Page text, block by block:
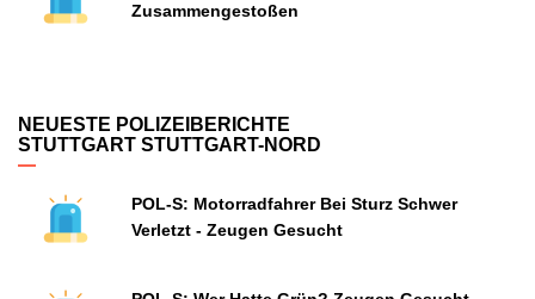
Zusammengestoßen
NEUESTE POLIZEIBERICHTE
STUTTGART STUTTGART-NORD
POL-S: Motorradfahrer Bei Sturz Schwer
Verletzt - Zeugen Gesucht